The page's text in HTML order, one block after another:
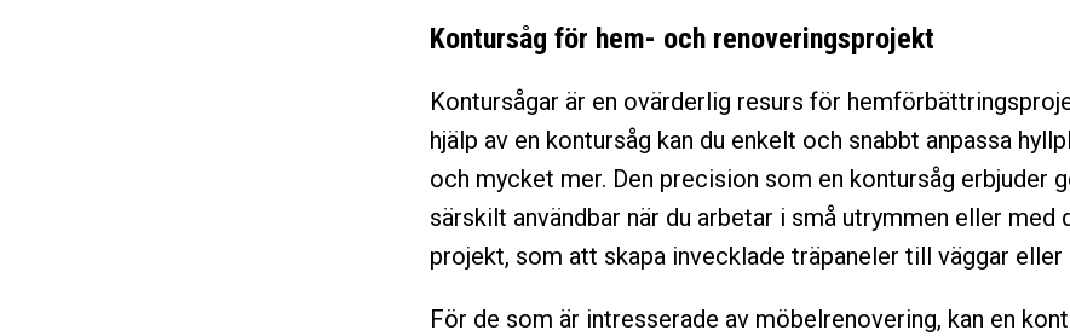
Kontursåg för hem- och renoveringsprojekt
Kontursågar är en ovärderlig resurs för
hjälp av en kontursåg kan du enkelt och snabbt anpassa
och mycket mer. Den precision som en kontursåg erbjuder
särskilt användbar när du arbetar i små utrymmen eller med
projekt, som att skapa invecklade träpaneler till väggar eller
För de som är intresserade av möbelrenovering, kan en